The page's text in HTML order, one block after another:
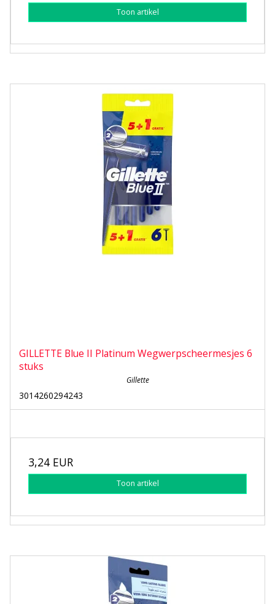
Toon artikel
GILLETTE Blue II Platinum Wegwerpscheermesjes 6
stuks
Gillette
3014260294243
3,24 EUR
Toon artikel